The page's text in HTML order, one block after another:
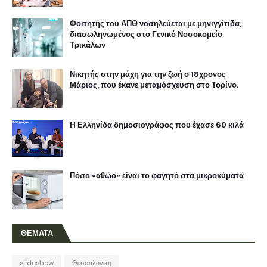
Φοιτητής του ΑΠΘ νοσηλεύεται με μηνιγγίτιδα,
διασωληνωμένος στο Γενικό Νοσοκομείο
Τρικάλων
Νικητής στην μάχη για την ζωή ο 18χρονος
Μάριος, που έκανε μεταμόσχευση στο Τορίνο.
H Ελληνίδα δημοσιογράφος που έχασε 60 κιλά
Πόσο «αθώο» είναι το φαγητό στα μικροκύματα
ΘΕΜΑΤΑ
slideshow Θεσσαλονίκη